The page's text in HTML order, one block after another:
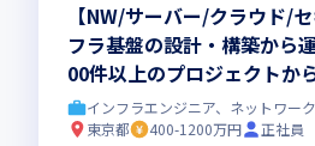
【NW/サーバー/クラウド/
フラ基盤の設計・構築から
00件以上のプロジェクトか
能！手厚いキャリア支援で
想の働き方を実現
インフラエンジニア、ネットワー
東京都
400-1200万円
正社員